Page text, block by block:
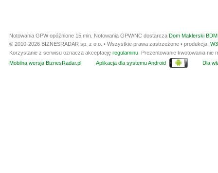
Notowania GPW opóźnione 15 min. Notowania GPW/NC dostarcza Dom Maklerski
© 2010-2026 BIZNESRADAR sp. z o.o. • Wszystkie prawa zastrzeżone • produkcja:
Korzystanie z serwisu oznacza akceptację regulaminu . Prezentowanie kwotowania
Mobilna wersja BiznesRadar.pl
Aplikacja dla systemu Android Dla